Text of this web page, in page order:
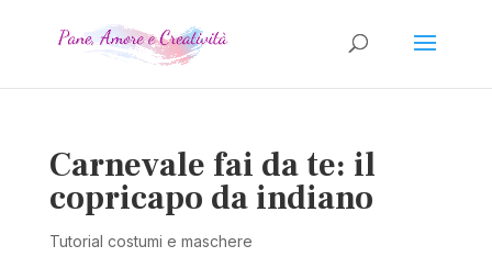
Carnevale fai da te: il
copricapo da indiano
Tutorial costumi e maschere